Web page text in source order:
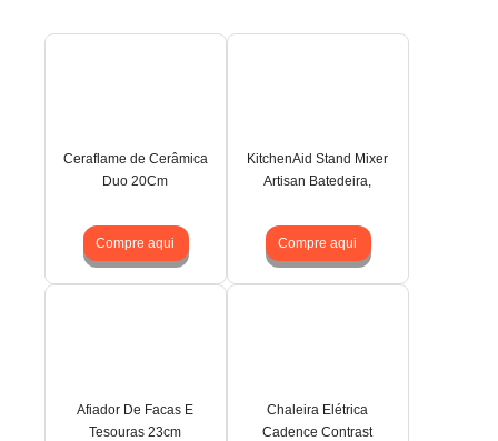
Ceraflame de Cerâmica
Duo 20Cm
Compre aqui
KitchenAid Stand Mixer
Artisan Batedeira,
Compre aqui
Afiador De Facas E
Tesouras 23cm
Chaleira Elétrica
Cadence Contrast